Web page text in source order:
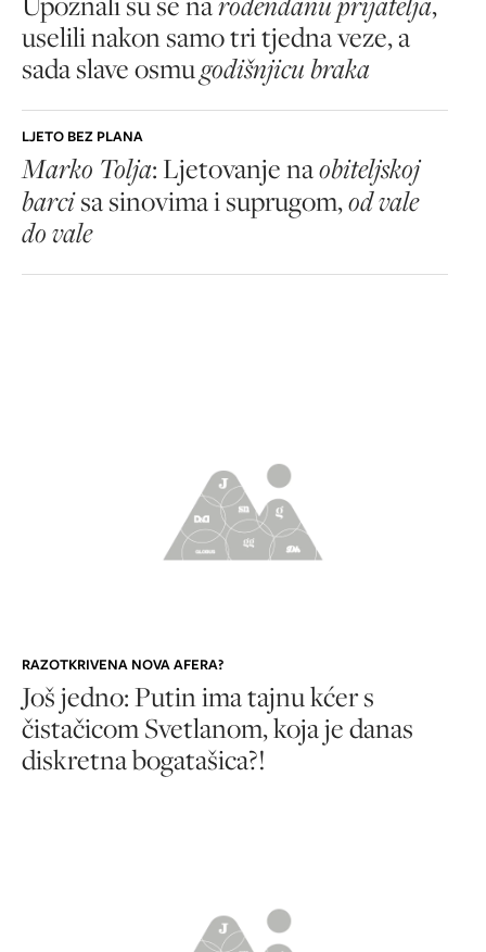
uselili nakon samo tri tjedna veze, a
sada slave osmugodišnjicu braka
LJETO BEZ PLANA
Marko Tolja: Ljetovanje naobiteljskoj
barcisa sinovima i suprugom,od vale
do vale
RAZOTKRIVENA NOVA AFERA?
Još jedno: Putin ima tajnu kćer s
čistačicom Svetlanom, koja je danas
diskretna bogatašica?!